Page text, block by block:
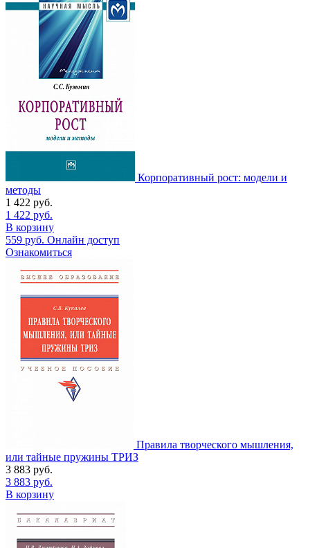
Корпоративный рост: модели и
методы
1 422 руб.
1 422 руб.
В корзину
559 руб. Онлайн доступ
Ознакомиться
Правила творческого мышления,
или тайные пружины ТРИЗ
3 883 руб.
3 883 руб.
В корзину